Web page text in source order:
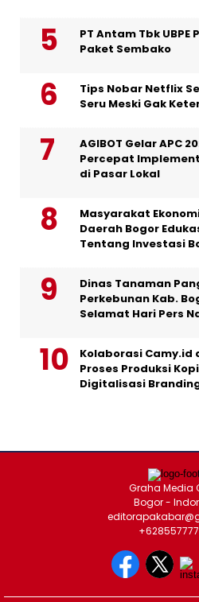
PT Antam Tbk UBPE
Paket Sembako
Tips Nobar Netflix
Seru Meski Gak
AGIBOT Gelar APC
Percepat
di Pasar Lokal
Masyarakat
Daerah Bogor
Tentang Investasi
Dinas Tanaman
Perkebunan Kab.
Selamat Hari Pers
Kolaborasi Camy.id
Proses Produksi
Digitalisasi
Graha Media
Bogor -